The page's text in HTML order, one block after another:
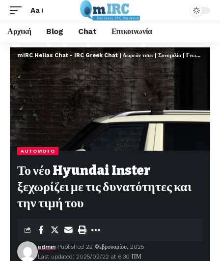
Aa
Αρχική Blog Chat Επικοινωνία
mIRC Hellas Chat - IRC Greek Chat | Δωρεάν τσατ | Συνομιλία | Γνωριμίες | FREE
AUTOMOTO
Το νέο Hyundai Inster
ξεχωρίζει με τις δυνατότητες και
την τιμή του
Last updated: 2025/02/22 at 6:30 ΠΜ
admin Published 22 Φεβρουαρίου, 2025